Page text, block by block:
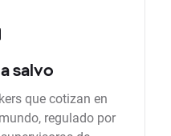
salvo
que cotizan en
regulado por